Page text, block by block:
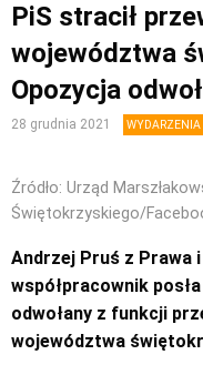
PiS stracił
województwa
Opozycja
28 grudnia 2021 WYDARZENIA
Źródło: Urząd
Świętokrzyskiego/
Andrzej Pruś z Prawa
współpracownik
odwołany z funkcji
województwa